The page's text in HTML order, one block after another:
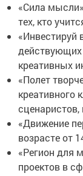
«Сила
тех, кто
действующих
креативных
«Полет
креативного
сценаристов,
«Движение
возрасте от
«Регион для
проектов в